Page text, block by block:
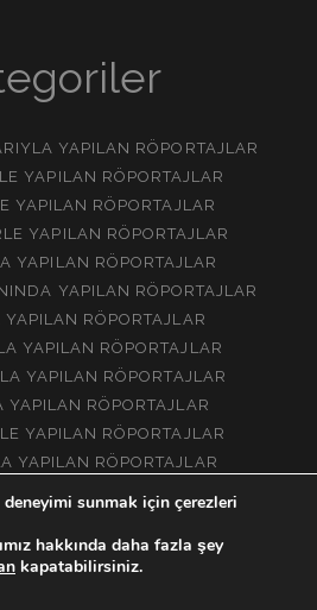
YAPILAN RÖPORTAJLAR
YAPILAN RÖPORTAJLAR
YAPILAN RÖPORTAJLAR
YAPILAN RÖPORTAJLAR
YAPILAN RÖPORTAJLAR
YAPILAN RÖPORTAJLAR
YAPILAN RÖPORTAJLAR
YAPILAN RÖPORTAJLAR
YAPILAN RÖPORTAJLAR
YAPILAN RÖPORTAJLAR
YAPILAN RÖPORTAJLAR
YAPILAN RÖPORTAJLAR
sunmak için çerezleri
hakkında daha fazla şey
kapatabilirsiniz.